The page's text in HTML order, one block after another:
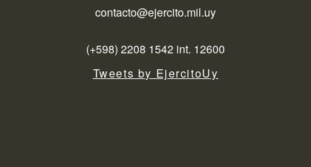
contacto@ejercito.mil.uy
(+598) 2208 1542 int. 12600
Tweets by EjercitoUy